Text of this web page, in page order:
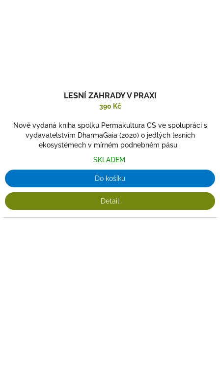
LESNÍ ZAHRADY V PRAXI
390 Kč
Nově vydaná kniha spolku Permakultura CS ve spolupráci s
vydavatelstvím DharmaGaia (2020) o jedlých lesních
ekosystémech v mírném podnebném pásu
SKLADEM
Do košíku
Detail